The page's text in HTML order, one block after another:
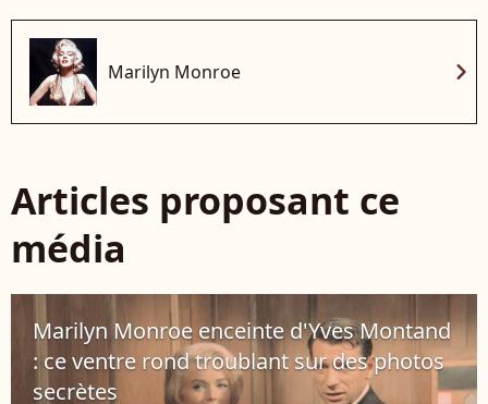
Marilyn Monroe chevron_right
Articles proposant ce
média
Marilyn Monroe enceinte d'Yves Montand
: ce ventre rond troublant sur des photos
secrètes